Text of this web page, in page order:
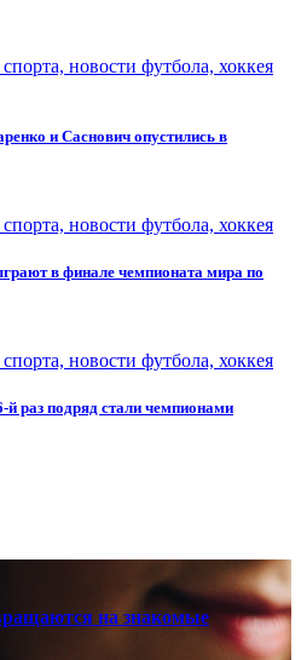
новости футбола, хоккея
и Саснович опустились в
новости футбола, хоккея
в финале чемпионата мира по
новости футбола, хоккея
раз подряд стали чемпионами
на знакомые